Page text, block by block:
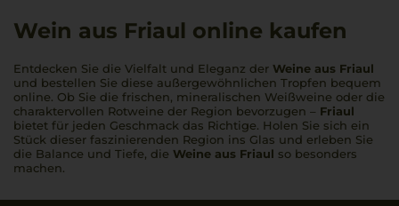
Wein aus Friaul online kaufen
Entdecken Sie die Vielfalt und Eleganz der Weine aus Friaul
und bestellen Sie diese außergewöhnlichen Tropfen bequem
online. Ob Sie die frischen, mineralischen Weißweine oder die
charaktervollen Rotweine der Region bevorzugen – Friaul
bietet für jeden Geschmack das Richtige. Holen Sie sich ein
Stück dieser faszinierenden Region ins Glas und erleben Sie
die Balance und Tiefe, die Weine aus Friaul so besonders
machen.